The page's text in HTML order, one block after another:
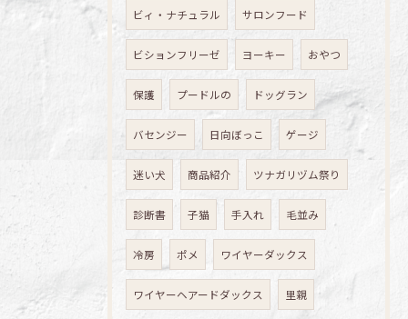
ビィ・ナチュラル サロンフード
ビションフリーゼ ヨーキー おやつ
保護 プードルの ドッグラン
バセンジー 日向ぼっこ ゲージ
迷い犬 商品紹介 ツナガリヅム祭り
診断書 子猫 手入れ 毛並み
冷房 ポメ ワイヤーダックス
ワイヤーヘアードダックス 里親